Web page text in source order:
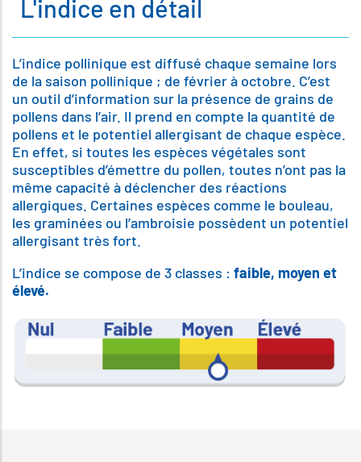
L'indice en détail
L’indice pollinique est diffusé chaque semaine lors
de la saison pollinique ; de février à octobre. C’est
un outil d’information sur la présence de grains de
pollens dans l’air. Il prend en compte la quantité de
pollens et le potentiel allergisant de chaque espèce.
En effet, si toutes les espèces végétales sont
susceptibles d’émettre du pollen, toutes n’ont pas la
même capacité à déclencher des réactions
allergiques. Certaines espèces comme le bouleau,
les graminées ou l’ambroisie possèdent un potentiel
allergisant très fort.
L’indice se compose de 3 classes : faible, moyen et
élevé.